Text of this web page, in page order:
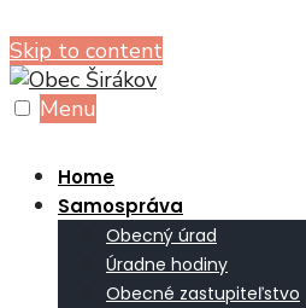
Skip to content
Menu
Home
Samospráva
Obecný úrad
Úradne hodiny
Obecné zastupiteľstvo